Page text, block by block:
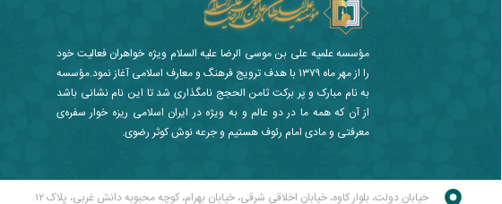
مؤسسه علمیه علی بن موسی الرضا علیه السلام ویژه خواهران فعالیت خود
را از مهر ماه ۱۳۷۹ با هدف ترویج فرهنگ و معارف اسلامی آغاز نمود.مؤسسه
به نام مبارک و پر برکت ثامن الحجج نامگذاری شد تا این نام نشانی باشد
از آن که همه ما در دو عالم و به ویژه در ایران اسلامی ریزه خوار سفره‌ی
معرفتی و مادی امام رئوف هستیم و جرعه نوش کوثر رضوی.
خیابان دولت، بلوار کاوه، خیابان اخلاقی شرقی، خیابان بهرام، کوچه محبوبه دانش غربی، پلاک ۱۲